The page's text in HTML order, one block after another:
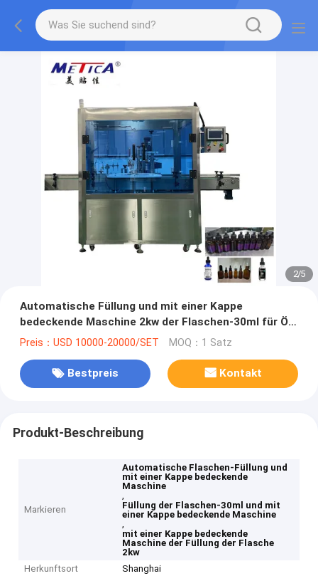
2/5
Automatische Füllung und mit einer Kappe
bedeckende Maschine 2kw der Flaschen-30ml für Öl-
Patrone
Preis：USD 10000-20000/SET MOQ：1 Satz
Bestpreis Kontakt
Produkt-Beschreibung
Markieren
Automatische Flaschen-Füllung und
mit einer Kappe bedeckende
Maschine
,
Füllung der Flaschen-30ml und mit
einer Kappe bedeckende Maschine
,
mit einer Kappe bedeckende
Maschine der Füllung der Flasche
2kw
Herkunftsort
Shanghai